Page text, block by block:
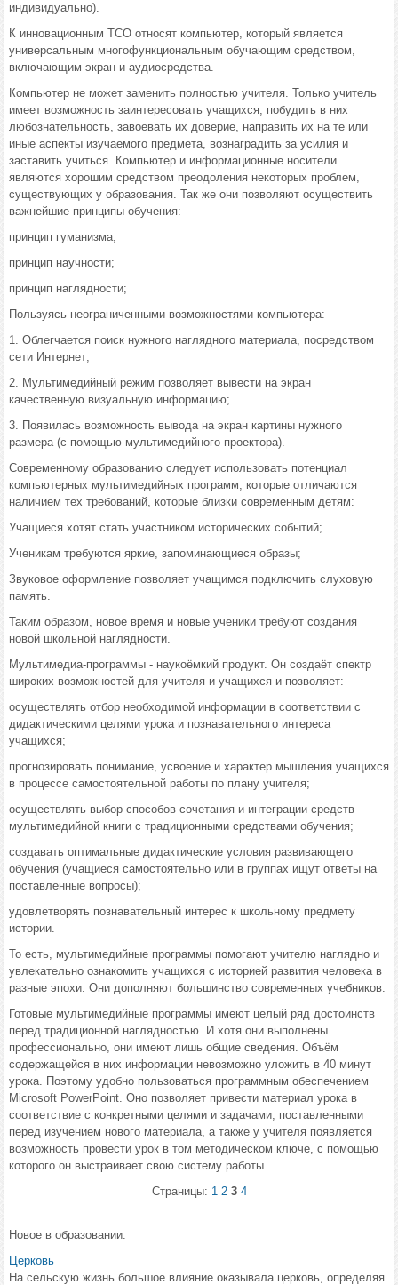
индивидуально).
К инновационным ТСО относят компьютер, который является
универсальным многофункциональным обучающим средством,
включающим экран и аудиосредства.
Компьютер не может заменить полностью учителя. Только учитель
имеет возможность заинтересовать учащихся, побудить в них
любознательность, завоевать их доверие, направить их на те или
иные аспекты изучаемого предмета, вознаградить за усилия и
заставить учиться. Компьютер и информационные носители
являются хорошим средством преодоления некоторых проблем,
существующих у образования. Так же они позволяют осуществить
важнейшие принципы обучения:
принцип гуманизма;
принцип научности;
принцип наглядности;
Пользуясь неограниченными возможностями компьютера:
1. Облегчается поиск нужного наглядного материала, посредством
сети Интернет;
2. Мультимедийный режим позволяет вывести на экран
качественную визуальную информацию;
3. Появилась возможность вывода на экран картины нужного
размера (с помощью мультимедийного проектора).
Современному образованию следует использовать потенциал
компьютерных мультимедийных программ, которые отличаются
наличием тех требований, которые близки современным детям:
Учащиеся хотят стать участником исторических событий;
Ученикам требуются яркие, запоминающиеся образы;
Звуковое оформление позволяет учащимся подключить слуховую
память.
Таким образом, новое время и новые ученики требуют создания
новой школьной наглядности.
Мультимедиа-программы - наукоёмкий продукт. Он создаёт спектр
широких возможностей для учителя и учащихся и позволяет:
осуществлять отбор необходимой информации в соответствии с
дидактическими целями урока и познавательного интереса
учащихся;
прогнозировать понимание, усвоение и характер мышления учащихся
в процессе самостоятельной работы по плану учителя;
осуществлять выбор способов сочетания и интеграции средств
мультимедийной книги с традиционными средствами обучения;
создавать оптимальные дидактические условия развивающего
обучения (учащиеся самостоятельно или в группах ищут ответы на
поставленные вопросы);
удовлетворять познавательный интерес к школьному предмету
истории.
То есть, мультимедийные программы помогают учителю наглядно и
увлекательно ознакомить учащихся с историей развития человека в
разные эпохи. Они дополняют большинство современных учебников.
Готовые мультимедийные программы имеют целый ряд достоинств
перед традиционной наглядностью. И хотя они выполнены
профессионально, они имеют лишь общие сведения. Объём
содержащейся в них информации невозможно уложить в 40 минут
урока. Поэтому удобно пользоваться программным обеспечением
Microsoft PowerPoint. Оно позволяет привести материал урока в
соответствие с конкретными целями и задачами, поставленными
перед изучением нового материала, а также у учителя появляется
возможность провести урок в том методическом ключе, с помощью
которого он выстраивает свою систему работы.
Страницы: 1 2 3 4
Новое в образовании:
Церковь
На сельскую жизнь большое влияние оказывала церковь, определяя